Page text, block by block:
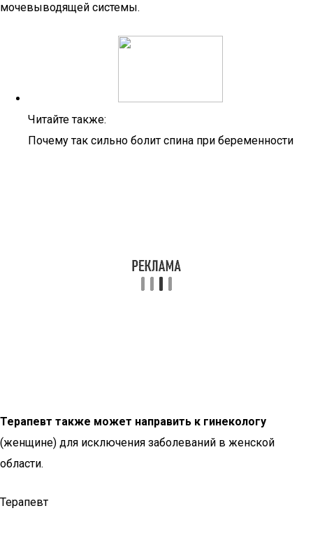
мочевыводящей системы.
Читайте также:
Почему так сильно болит спина при беременности
Терапевт также может направить к гинекологу
(женщине) для исключения заболеваний в женской
области.
Терапевт